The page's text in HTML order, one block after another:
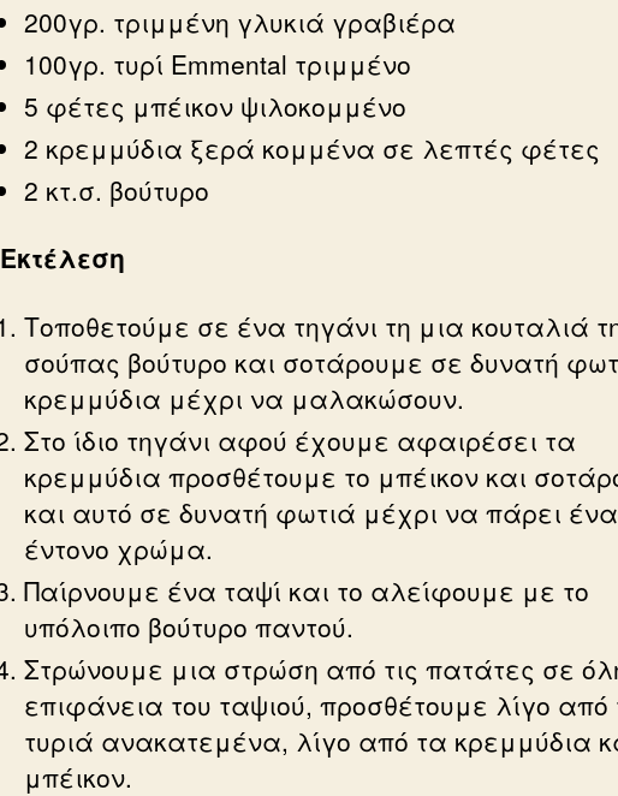
200γρ. τριμμένη γλυκιά γραβιέρα
100γρ. τυρί Emmental τριμμένο
5 φέτες μπέικον ψιλοκομμένο
2 κρεμμύδια ξερά κομμένα σε λεπτές φέτες
2 κτ.σ. βούτυρο
Εκτέλεση
Τοποθετούμε σε ένα τηγάνι τη μια κουταλιά
σούπας βούτυρο και σοτάρουμε σε δυνατή
κρεμμύδια μέχρι να μαλακώσουν.
Στο ίδιο τηγάνι αφού έχουμε αφαιρέσει τα
κρεμμύδια προσθέτουμε το μπέικον και
και αυτό σε δυνατή φωτιά μέχρι να πάρει ένα
έντονο χρώμα.
Παίρνουμε ένα ταψί και το αλείφουμε με το
υπόλοιπο βούτυρο παντού.
Στρώνουμε μια στρώση από τις πατάτες σε
επιφάνεια του ταψιού, προσθέτουμε λίγο από
τυριά ανακατεμένα, λίγο από τα κρεμμύδια
μπέικον.